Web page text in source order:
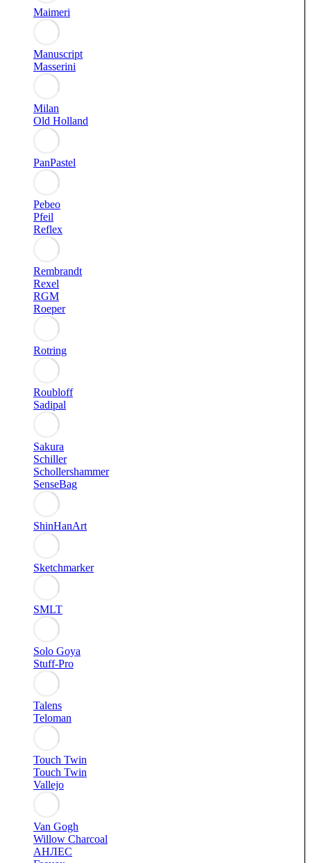
Maimeri
Manuscript
Masserini
Milan
Old Holland
PanPastel
Pebeo
Pfeil
Reflex
Rembrandt
Rexel
RGM
Roeper
Rotring
Roubloff
Sadipal
Sakura
Schiller
Schollershammer
SenseBag
ShinHanArt
Sketchmarker
SMLT
Solo Goya
Stuff-Pro
Talens
Teloman
Touch Twin
Touch Twin
Vallejo
Van Gogh
Willow Charcoal
АНЛЕС